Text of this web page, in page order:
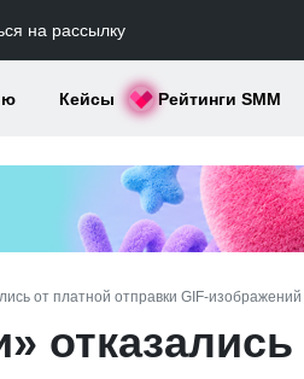
на рассылку
Кейсы Рейтинги SMM
от платной отправки GIF-изображений
отказались